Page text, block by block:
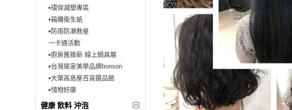
▪︎環保減塑專區
▪︎箱購衛生紙
▪︎防雨防潮救星
一卡通活動
▪︎廚房舊換新 線上鍋具展
▪︎台灣居家美學品牌bonson
▪︎大葉高島屋百貨選品館
▪︎惜物好康
健康 飲料 沖泡